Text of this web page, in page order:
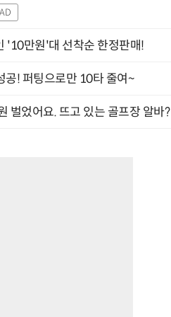
AD
'10만원'대 선착순 한정판매!
! 퍼팅으로만 10타 줄여~
벌었어요. 뜨고 있는 골프장 알바?